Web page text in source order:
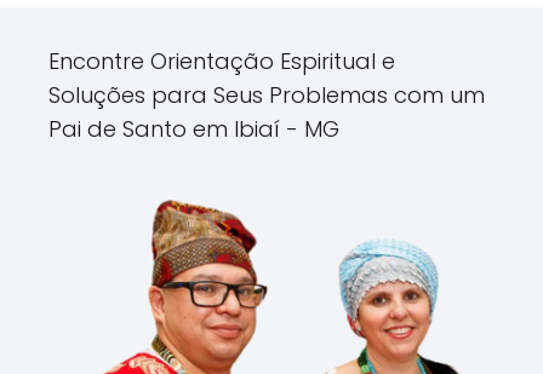
Encontre Orientação Espiritual e
Soluções para Seus Problemas com um
Pai de Santo em Ibiaí - MG